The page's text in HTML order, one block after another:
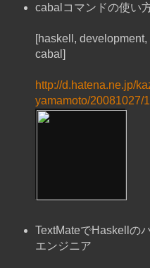
cabalコマンドの使い
[haskell,
cabal]
http://d.hatena.ne.jp/
yamamoto/20081027/
TextMateでHaskellの
エンジニア